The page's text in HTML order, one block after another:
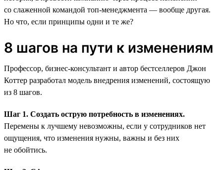
со слаженной командой топ-менеджмента — вообще другая.
Но что, если принципы одни и те же?
8 шагов на пути к изменениям
Профессор, бизнес-консультант и автор бестселлеров Джон
Коттер разработал модель внедрения изменений, состоящую
из 8 шагов.
Шаг 1. Создать острую потребность в изменениях.
Перемены к лучшему невозможны, если у сотрудников нет
ощущения, что изменения нужны, важны и без них
не обойтись.